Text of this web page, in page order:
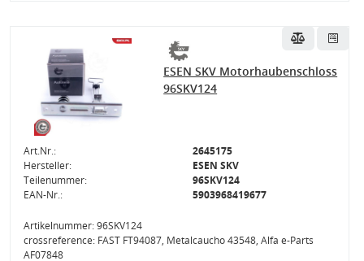
ESEN SKV Motorhaubenschloss
96SKV124
Art.Nr.:
2645175
Hersteller:
ESEN SKV
Teilenummer:
96SKV124
EAN-Nr.:
5903968419677
Artikelnummer: 96SKV124
crossreference: FAST FT94087, Metalcaucho 43548, Alfa e-Parts
AF07848